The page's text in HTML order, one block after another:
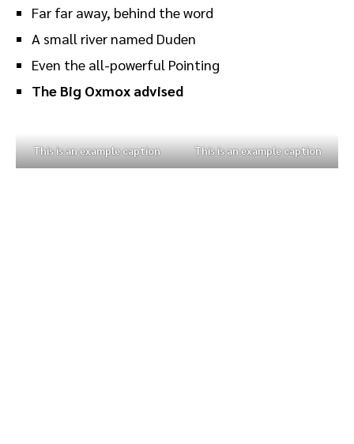
Far far away, behind the word
A small river named Duden
Even the all-powerful Pointing
The Big Oxmox advised
This is an example caption This is an example caption